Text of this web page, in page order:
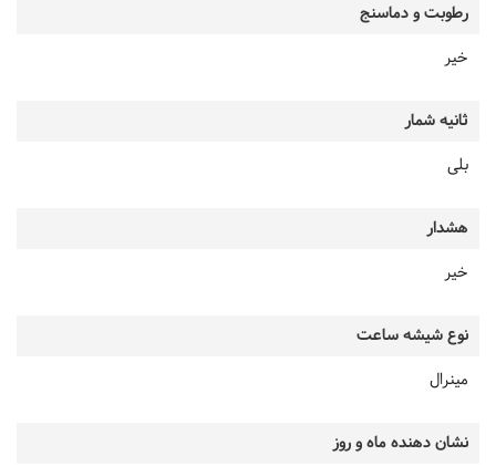
رطوبت و دماسنج
خیر
ثانیه شمار
بلی
هشدار
خیر
نوع شیشه ساعت
مینرال
نشان دهنده ماه و روز